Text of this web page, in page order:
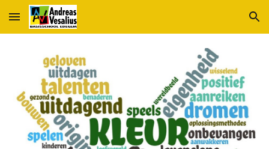
Skip to main content Skip to navigation